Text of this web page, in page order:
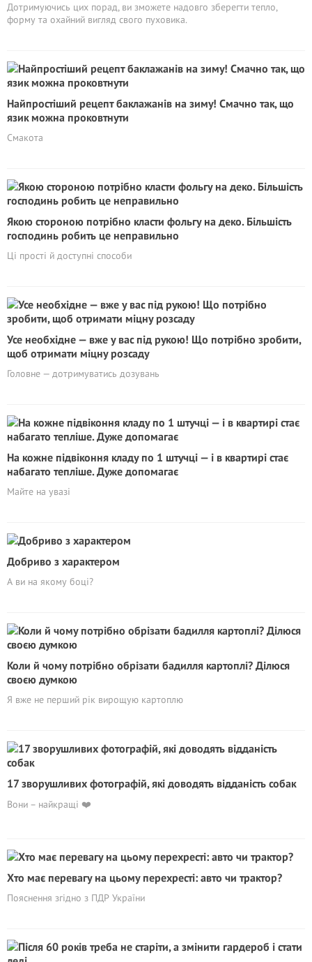
Дотримуючись цих порад, ви зможете надовго зберегти тепло,
форму та охайний вигляд свого пуховика.
Найпростіший рецепт баклажанів на зиму! Смачно так, що
язик можна проковтнути
Смакота
Якою стороною потрібно класти фольгу на деко. Більшість
господинь робить це неправильно
Ці прості й доступні способи
Усе необхідне — вже у вас під рукою! Що потрібно зробити,
щоб отримати міцну розсаду
Головне — дотримуватись дозувань
На кожне підвіконня кладу по 1 штучці — і в квартирі стає
набагато тепліше. Дуже допомагає
Майте на увазі
Добриво з характером
А ви на якому боці?
Коли й чому потрібно обрізати бадилля картоплі? Ділюся
своєю думкою
Я вже не перший рік вирощую картоплю
17 зворушливих фотографій, які доводять відданість собак
Вони – найкращі ❤️
Хто має перевагу на цьому перехресті: авто чи трактор?
Пояснення згідно з ПДР України